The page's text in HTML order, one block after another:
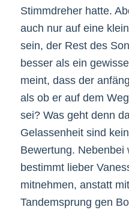
Stimmdreher hatte.
auch nur auf eine
sein, der Rest des
besser als ein
meint, dass der
als ob er auf dem
sei? Was geht denn
Gelassenheit sind
Bewertung. Nebenbei
bestimmt lieber
mitnehmen, anstatt
Tandemsprung gen